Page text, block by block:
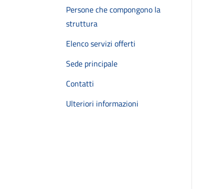
Persone che compongono la
struttura
Elenco servizi offerti
Sede principale
Contatti
Ulteriori informazioni